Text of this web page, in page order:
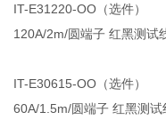
IT-E31220-OO（选件）
120A/2m/圆端子 红黑测试
IT-E30615-OO（选件）
60A/1.5m/圆端子 红黑测试